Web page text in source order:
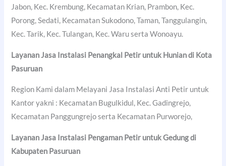
Jabon, Kec. Krembung, Kecamatan Krian, Prambon, Kec.
Porong, Sedati, Kecamatan Sukodono, Taman, Tanggulangin,
Kec. Tarik, Kec. Tulangan, Kec. Waru serta Wonoayu.
Layanan Jasa Instalasi Penangkal Petir untuk Hunian di Kota
Pasuruan
Region Kami dalam Melayani Jasa Instalasi Anti Petir untuk
Kantor yakni : Kecamatan Bugulkidul, Kec. Gadingrejo,
Kecamatan Panggungrejo serta Kecamatan Purworejo,
Layanan Jasa Instalasi Pengaman Petir untuk Gedung di
Kabupaten Pasuruan